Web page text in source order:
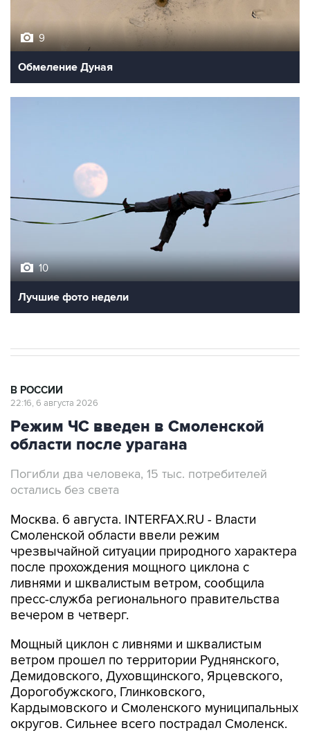
9
Обмеление Дуная
10
Лучшие фото недели
В РОССИИ
22:16, 6 августа 2026
Режим ЧС введен в Смоленской
области после урагана
Погибли два человека, 15 тыс. потребителей
остались без света
Москва. 6 августа. INTERFAX.RU - Власти
Смоленской области ввели режим
чрезвычайной ситуации природного характера
после прохождения мощного циклона с
ливнями и шквалистым ветром, сообщила
пресс-служба регионального правительства
вечером в четверг.
Мощный циклон с ливнями и шквалистым
ветром прошел по территории Руднянского,
Демидовского, Духовщинского, Ярцевского,
Дорогобужского, Глинковского,
Кардымовского и Смоленского муниципальных
округов. Сильнее всего пострадал Смоленск.